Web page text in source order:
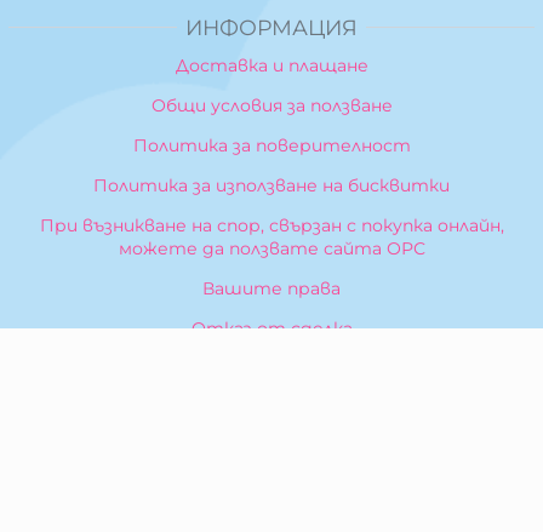
ИНФОРМАЦИЯ
Доставка и плащане
Общи условия за ползване
Политика за поверителност
Политика за използване на бисквитки
При възникване на спор, свързан с покупка онлайн,
можете да ползвате сайта ОРС
Вашите права
Отказ от сделка